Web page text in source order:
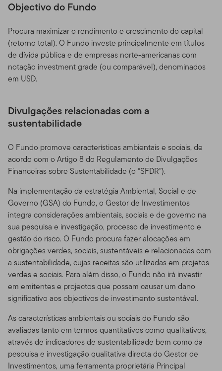
Objectivo do Fundo
Procura maximizar o rendimento e crescimento do capital
(retorno total). O Fundo investe principalmente em títulos
de dívida pública e de empresas norte-americanas com
notação investment grade (ou comparável), denominados
em USD.
Divulgações relacionadas com a
sustentabilidade
O Fundo promove características ambientais e sociais, de
acordo com o Artigo 8 do Regulamento de Divulgações
Financeiras sobre Sustentabilidade (o “SFDR”).
Na implementação da estratégia Ambiental, Social e de
Governo (GSA) do Fundo, o Gestor de Investimentos
integra considerações ambientais, sociais e de governo na
sua pesquisa e investigação, processo de investimento e
gestão do risco. O Fundo procura fazer alocações em
obrigações verdes, sociais, sustentáveis e relacionadas com
a sustentabilidade, cujas receitas são utilizadas em projetos
verdes e sociais. Para além disso, o Fundo não irá investir
em emitentes e projectos que possam causar um dano
significativo aos objectivos de investimento sustentável.
As características ambientais ou sociais do Fundo são
avaliadas tanto em termos quantitativos como qualitativos,
através de indicadores de sustentabilidade bem como da
pesquisa e investigação qualitativa directa do Gestor de
Investimentos, uma ferramenta proprietária Principal